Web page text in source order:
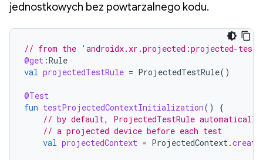
jednostkowych bez powtarzalnego kodu.
// from the 'androidx.xr.projected:projected-
@get :Rule
val projectedTestRule = ProjectedTestRule()
@Test
fun testProjectedContextInitialization()
{
// by default, ProjectedTestRule automatically
// a projected device before each test
val projectedContext = ProjectedContext.